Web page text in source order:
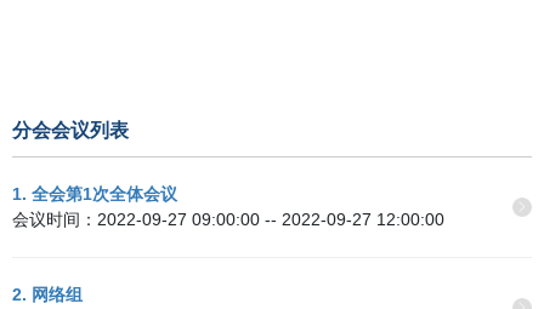
分会会议列表
1. 全会第1次全体会议
会议时间：2022-09-27 09:00:00 -- 2022-09-27 12:00:00
2. 网络组